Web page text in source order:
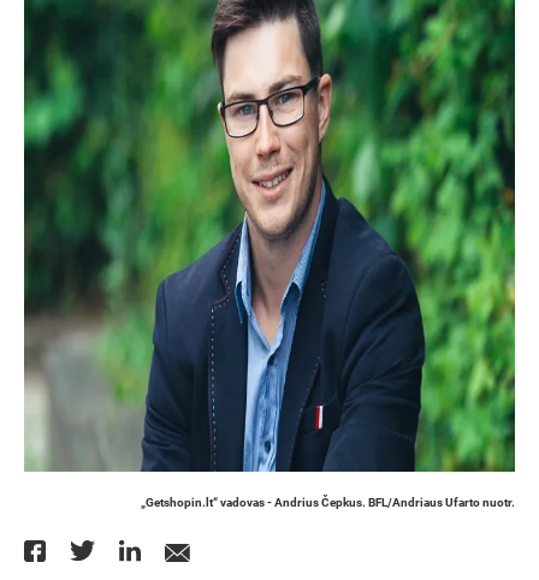
„Getshopin.lt“ vadovas - Andrius Čepkus. BFL/Andriaus Ufarto nuotr.